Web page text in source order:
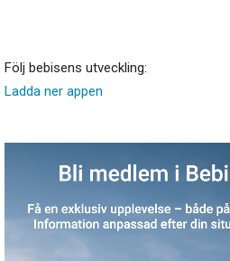
Följ bebisens utveckling:
Ladda ner appen